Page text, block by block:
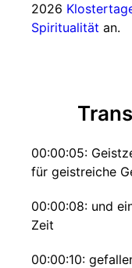
2026
Spiritualität an.
00:00:05:
für geistreiche
00:00:08: und
Zeit
00:00:10: